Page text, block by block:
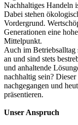
Nachhaltiges Handeln
Dabei stehen
Vordergrund.
Generationen eine
Mittelpunkt.
Auch im Betriebsalltag
an und sind stets
und anhaltende
nachhaltig sein?
nachgegangen und
präsentieren.
Unser Anspruch